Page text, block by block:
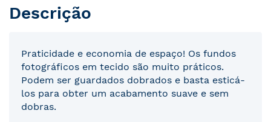
Descrição
Praticidade e economia de espaço! Os fundos
fotográficos em tecido são muito práticos.
Podem ser guardados dobrados e basta esticá-
los para obter um acabamento suave e sem
dobras.